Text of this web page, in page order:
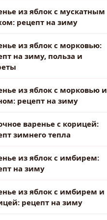
из яблок с мускатным
рецепт на зиму
из яблок с морковью:
на зиму, польза и
из яблок с морковью и
рецепт на зиму
варенье с корицей:
зимнего тепла
из яблок с имбирем:
на зиму
из яблок с имбирем и
рецепт на зиму